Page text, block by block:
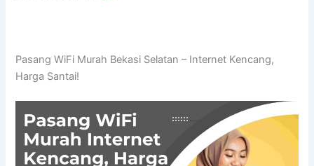
Pasang WiFi Murah Bekasi Selatan – Internet Kencang,
Harga Santai!